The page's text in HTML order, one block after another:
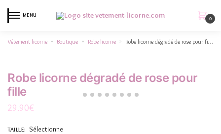
MENU
0
Vêtement licorne » Boutique » Robe licorne » Robe licorne dégradé de rose pour fille
Robe licorne dégradé de rose pour
fille
29.90€
TAILLE: Sélectionne